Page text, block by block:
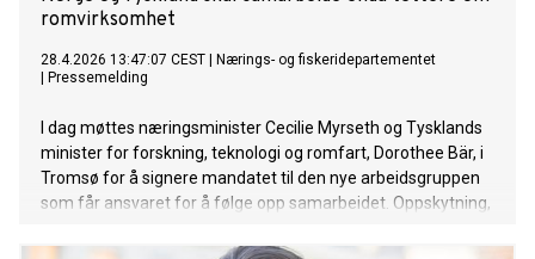
romvirksomhet
28.4.2026 13:47:07 CEST
Nærings- og fiskeridepartementet
Pressemelding
I dag møttes næringsminister Cecilie Myrseth og Tysklands
minister for forskning, teknologi og romfart, Dorothee Bär, i
Tromsø for å signere mandatet til den nye arbeidsgruppen
som får ansvaret for å følge opp samarbeidet. Oppskytning,